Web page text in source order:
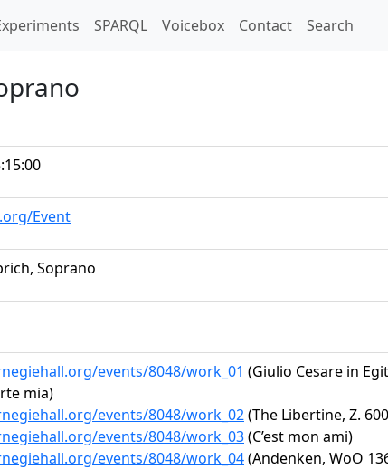
SPARQL Voicebox Contact Search
Event
Soprano
events/8048/work_01 (Giulio Cesare in
mia)
events/8048/work_02(The Libertine, Z.
events/8048/work_03(C’est mon ami)
events/8048/work_04(Andenken, WoO